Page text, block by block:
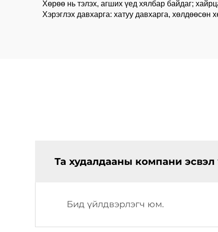
Хөрөө нь тэлэх, агших үед хялбар байдаг;
Хэрэглэх давхарга: хатуу давхарга, хөлдөөсөн
Та худалдааны компани эсвэл
Бид үйлдвэрлэгч юм.